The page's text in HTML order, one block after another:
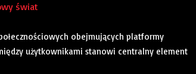
świat
obejmujących platformy
użytkownikami stanowi centralny element